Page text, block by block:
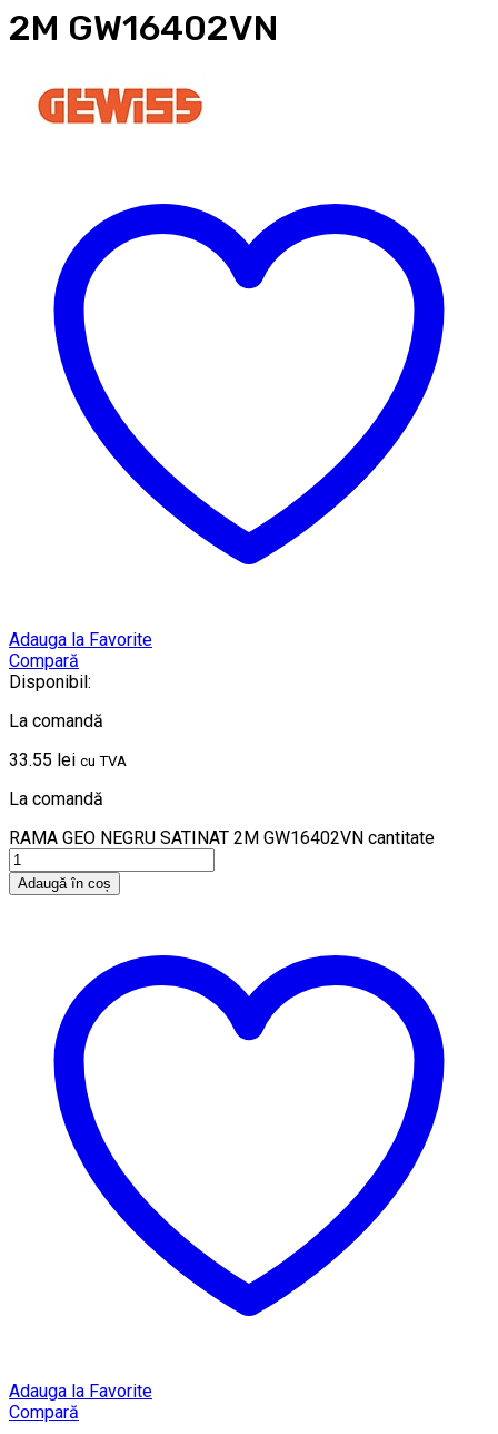
2M GW16402VN
Adauga la Favorite
Compară
Disponibil:
La comandă
33.55 lei cu TVA
La comandă
RAMA GEO NEGRU SATINAT 2M GW16402VN cantitate
Adaugă în coș
Adauga la Favorite
Compară